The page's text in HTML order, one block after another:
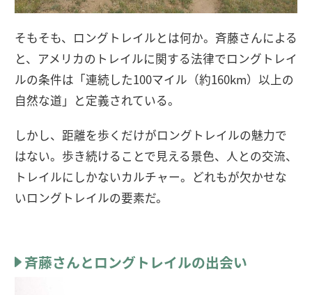
そもそも、ロングトレイルとは何か。斉藤さんによる
と、アメリカのトレイルに関する法律でロングトレイ
ルの条件は「連続した100マイル（約160km）以上の
自然な道」と定義されている。
しかし、距離を歩くだけがロングトレイルの魅力で
はない。歩き続けることで見える景色、人との交流、
トレイルにしかないカルチャー。どれもが欠かせな
いロングトレイルの要素だ。
斉藤さんとロングトレイルの出会い